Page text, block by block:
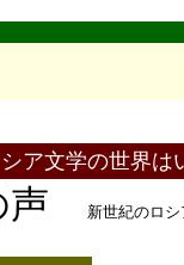
ア文学の世界は
声 新世紀のロシ